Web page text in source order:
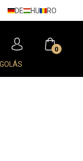
DE HU RO
0